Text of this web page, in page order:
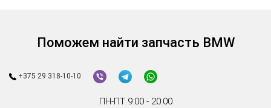
Поможем найти запчасть BMW
+375 29 318-10-10
ПН-ПТ 9:00 - 20:00